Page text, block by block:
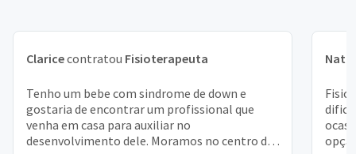
Claricecontratou Fisioterapeuta
Tenho um bebe com sindrome de down e
gostaria de encontrar um profissional que
venha em casa para auxiliar no
desenvolvimento dele. Moramos no centro de